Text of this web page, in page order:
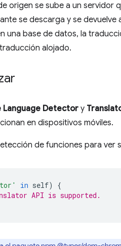
origen se sube a un servidor
se descarga y se devuelve
una base de datos, la
alojado.
Language Detector y
en dispositivos móviles.
de funciones para ver
in self)
{
API is supported.